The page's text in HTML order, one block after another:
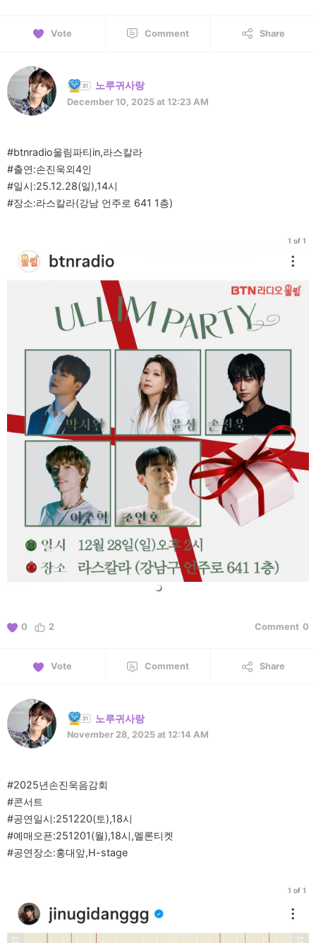
Vote Comment Share
노루귀사랑
December 10, 2025 at 12:23 AM
#btnradio울림파티in,라스칼라
#출연:손진욱외4인
#일시:25.12.28(일),14시
#장소:라스칼라(강남 언주로 641 1층)
1 of 1
0 2 Comment 0
Vote Comment Share
노루귀사랑
November 28, 2025 at 12:14 AM
#2025년손진욱음감회
#콘서트
#공연일시:251220(토),18시
#예매오픈:251201(월),18시,멜론티켓
#공연장소:홍대앞,H-stage
1 of 1